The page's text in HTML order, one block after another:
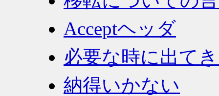
Acceptヘッダ
必要な時に出て
納得いかない